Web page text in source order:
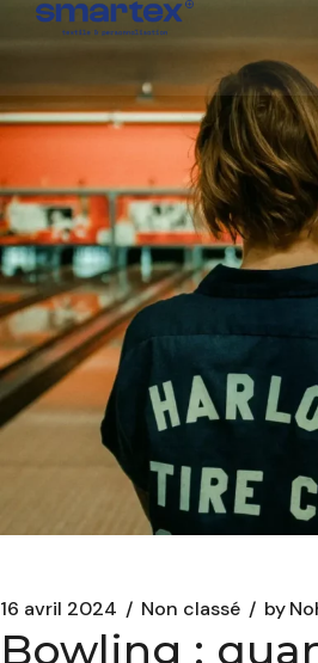
16 avril 2024 Non classé by
Bowling :